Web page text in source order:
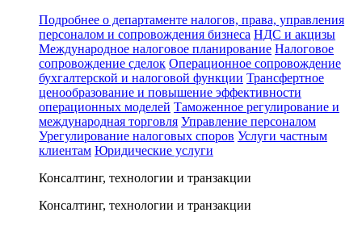
Подробнее о департаменте налогов, права, управления
персоналом и сопровождения бизнеса НДС и акцизы
Международное налоговое планирование Налоговое
сопровождение сделок Операционное сопровождение
бухгалтерской и налоговой функции Трансфертное
ценообразование и повышение эффективности
операционных моделей Таможенное регулирование и
международная торговля Управление персоналом
Урегулирование налоговых споров Услуги частным
клиентам Юридические услуги
Консалтинг, технологии и транзакции
Консалтинг, технологии и транзакции